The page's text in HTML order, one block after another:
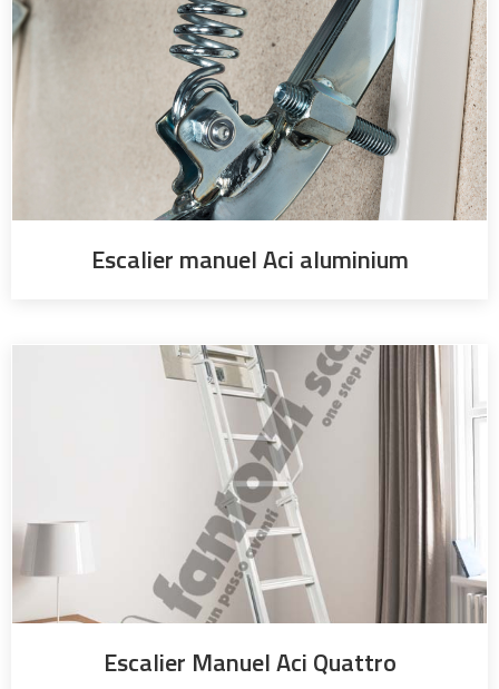
Escalier manuel Aci aluminium
Escalier Manuel Aci Quattro